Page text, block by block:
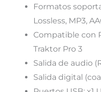
Formatos
Lossless, MP3,
Compatible con
Traktor Pro 3
Salida de audio
Salida digital